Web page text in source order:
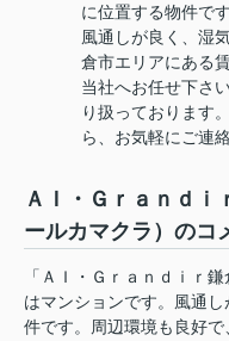
に位置する物件で
風通しが良く、湿
倉市エリアにある
当社へお任せ下さ
り扱っております
ら、お気軽にご連
ＡＩ・Ｇｒａｎｄｉ
ールカマクラ）のコ
「ＡＩ・Ｇｒａｎｄｉｒ
はマンションです。風通
件です。周辺環境も良好